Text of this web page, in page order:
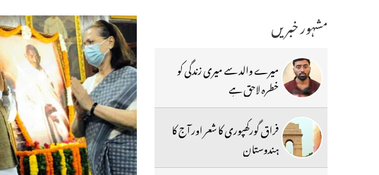
مشہور خبریں
میرے والد سے میری زندگی کو
خطرہ لاحق ہے
فراق گورکھپوری کا شعر اور آج کا
ہندوستان